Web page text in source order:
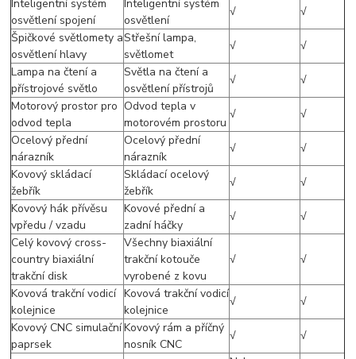
Inteligentní systém
osvětlení spojení
Inteligentní systém
osvětlení
√
√
Špičkové světlomety a
osvětlení hlavy
Střešní lampa,
světlomet
√
√
Lampa na čtení a
přístrojové světlo
Světla na čtení a
osvětlení přístrojů
√
√
Motorový prostor pro
odvod tepla
Odvod tepla v
motorovém prostoru
√
√
Ocelový přední
nárazník
Ocelový přední
nárazník
√
√
Kovový skládací
žebřík
Skládací ocelový
žebřík
√
√
Kovový hák přívěsu
vpředu / vzadu
Kovové přední a
zadní háčky
√
√
Celý kovový cross-
country biaxiální
trakční disk
Všechny biaxiální
trakční kotouče
vyrobené z kovu
√ √
Kovová trakční vodicí
kolejnice
Kovová trakční vodicí
kolejnice
√
√
Kovový CNC simulační
paprsek
Kovový rám a příčný
nosník CNC
√
√